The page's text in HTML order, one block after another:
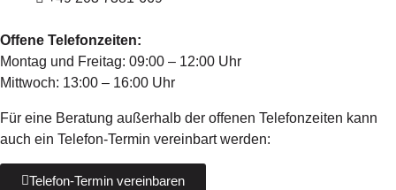
Offene Telefonzeiten:
Montag und Freitag: 09:00 – 12:00 Uhr
Mittwoch: 13:00 – 16:00 Uhr
Für eine Beratung außerhalb der offenen Telefonzeiten kann
auch ein Telefon-Termin vereinbart werden:
Telefon-Termin vereinbaren